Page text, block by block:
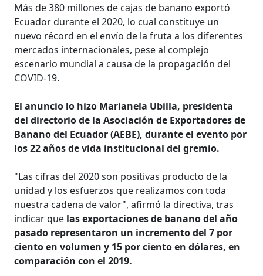
Más de 380 millones de cajas de banano exportó
Ecuador durante el 2020, lo cual constituye un
nuevo récord en el envío de la fruta a los diferentes
mercados internacionales, pese al complejo
escenario mundial a causa de la propagación del
COVID-19.
El anuncio lo hizo Marianela Ubilla, presidenta
del directorio de la Asociación de Exportadores de
Banano del Ecuador (AEBE), durante el evento por
los 22 años de vida institucional del gremio.
"Las cifras del 2020 son positivas producto de la
unidad y los esfuerzos que realizamos con toda
nuestra cadena de valor", afirmó la directiva, tras
indicar que las exportaciones de banano del año
pasado representaron un incremento del 7 por
ciento en volumen y 15 por ciento en dólares, en
comparación con el 2019.